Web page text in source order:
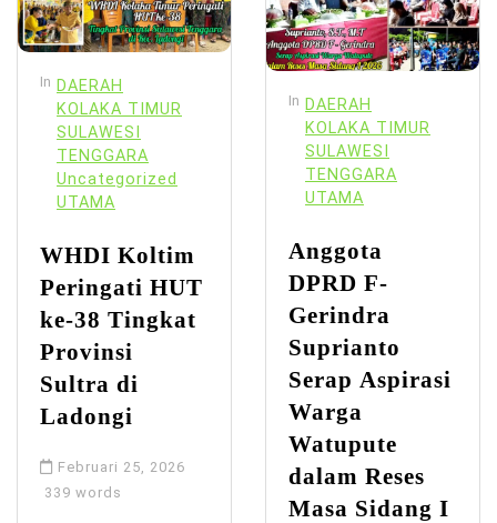
In DAERAH
KOLAKA TIMUR
SULAWESI
TENGGARA
Uncategorized
UTAMA
WHDI Koltim
Peringati HUT
ke-38 Tingkat
Provinsi
Sultra di
Ladongi
Februari 25, 2026
339 words
In DAERAH
KOLAKA TIMUR
SULAWESI
TENGGARA
UTAMA
Anggota
DPRD F-
Gerindra
Suprianto
Serap Aspirasi
Warga
Watupute
dalam Reses
Masa Sidang I